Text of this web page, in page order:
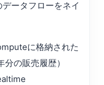
ータフローをネイ
に格納された
の販売履歴）